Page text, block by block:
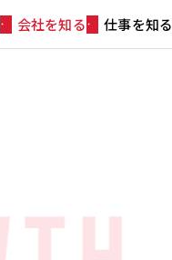
会社を知る 仕事を知る